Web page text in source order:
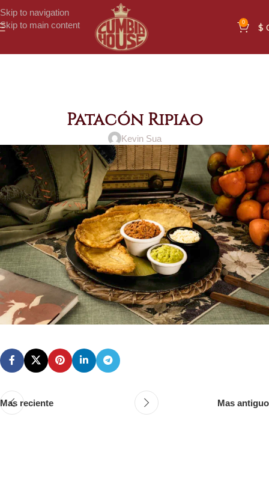
Skip to navigation
Skip to main content
0 $
Patacón Ripiao
Kevin Sua
Mas reciente Mas antiguo